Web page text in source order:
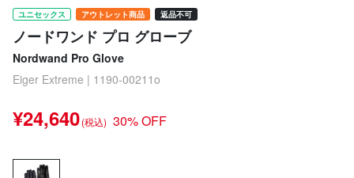
ユニセックス アウトレット商品 返品不可
ノードワンド プロ グローブ
Nordwand Pro Glove
Eiger Extreme | 1190-00211o
¥24,640(税込) 30% OFF